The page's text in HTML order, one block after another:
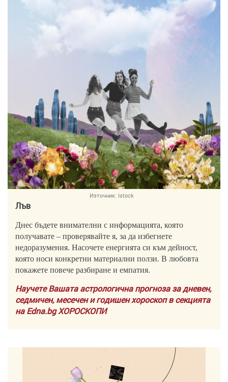
Източник: Istock
Лъв
Днес бъдете внимателни с информацията, която
получавате – проверявайте я, за да избегнете
недоразумения. Насочете енергията си към дейност,
която носи конкретни материални ползи. В любовта
покажете повече разбиране и емпатия.
Научете Вашата астрологична прогноза за дневен,
седмичен, месечен и годишен хороскоп в секцията
на Edna.bg ХОРОСКОПИ